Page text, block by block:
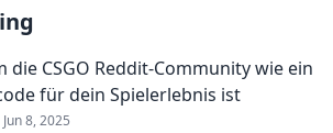
die CSGO Reddit-Community wie ein
für dein Spielerlebnis ist
Jun 8, 2025